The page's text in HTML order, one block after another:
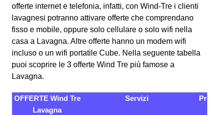
offerte internet e telefonia, infatti, con Wind-Tre i clienti
lavagnesi potranno attivare offerte che comprendano
fisso e mobile, oppure solo cellulare o solo wifi nella
casa a Lavagna. Altre offerte hanno un modem wifi
incluso o un wifi portatile Cube. Nella seguente tabella
puoi scoprire le 3 offerte Wind Tre più famose a
Lavagna.
OFFERTE Wind Tre
Lavagna
Servizi